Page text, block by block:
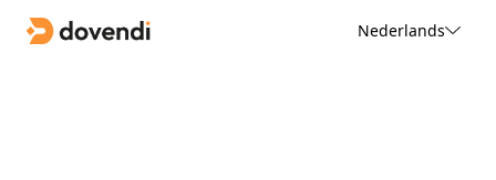
Nederlands